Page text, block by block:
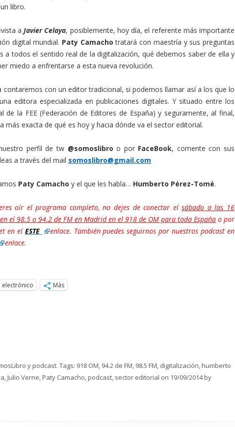
libro.
aJavier Celaya, posiblemente, hoy día, el referente más importante
digital mundial. Paty Camacho tratará con maestría y sus preguntas
a todos el sentido real de la digitalización, qué debemos saber de ella y
miedo a enfrentarse a esta nueva revolución.
contaremos con un editor tradicional, si podemos llamar así a los que lo
editora especializada en publicaciones digitales. Y situado entre los
de la FEE (Federación de Editores de España) y seguramente, al final,
más exacta de qué es hoy y hacia dónde va el sector editorial.
perfil de tw @somoslibro o por FaceBook, comente con sus
a través del mail somoslibro@gmail.com
Paty Camacho y el que les habla… Humberto Pérez-Tomé.
oír el programa completo, no dejes de conectar elsábado a las 16
el 98.5 o 94.2 de FM en Madrid en el 918 de OM para toda España o por
en el ESTE
enlace. También puedes seguirnos por nuestros podcast en
enlace.
electrónico
Más
y podcast. Tags: 918 OM, 94.2 de FM, 98.5 FM, digitalización,humberto
,Julio Verne,Paty Camacho,podcast, sector editorial on 19/09/2014by